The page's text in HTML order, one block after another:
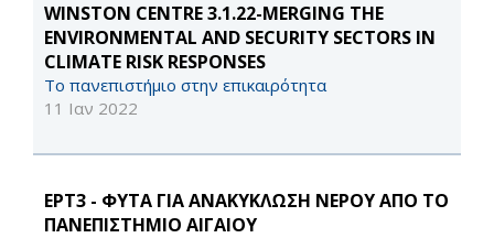
WINSTON CENTRE 3.1.22-MERGING THE
ENVIRONMENTAL AND SECURITY SECTORS IN
CLIMATE RISK RESPONSES
Το πανεπιστήμιο στην επικαιρότητα
11 Ιαν 2022
ΕΡΤ3 - ΦΥΤΑ ΓΙΑ ΑΝΑΚΥΚΛΩΣΗ ΝΕΡΟΥ ΑΠΟ ΤΟ
ΠΑΝΕΠΙΣΤΗΜΙΟ ΑΙΓΑΙΟΥ